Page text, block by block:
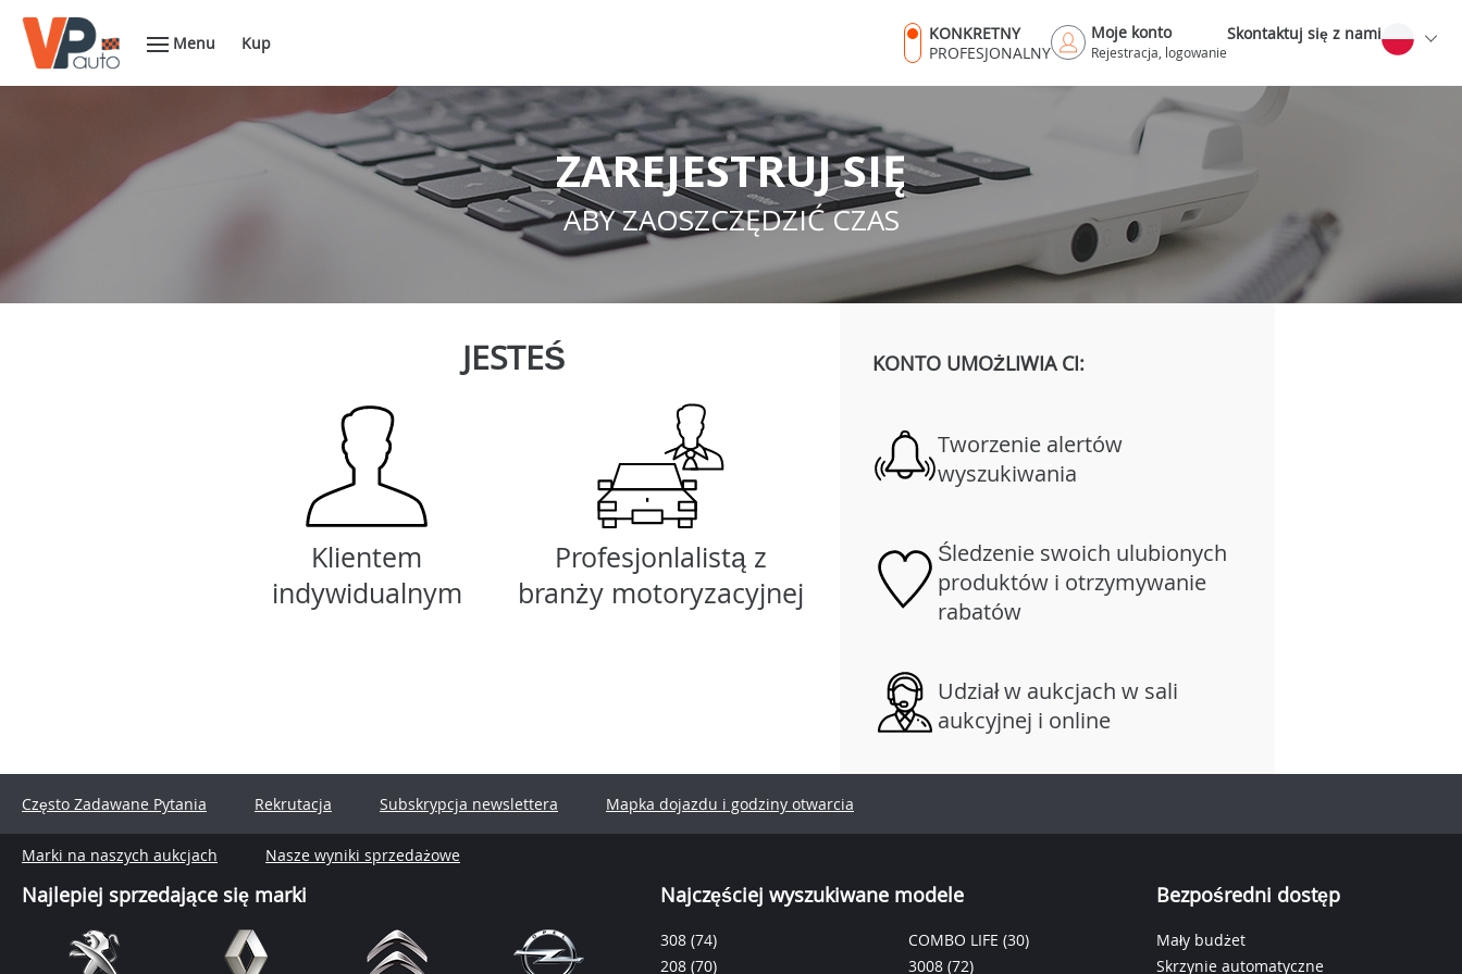
Menu Kup
KONKRETNY
PROFESJONALNY
Moje konto
Rejestracja, logowanie
Skontaktuj się z nami
ZAREJESTRUJ SIĘ
ABY ZAOSZCZĘDZIĆ CZAS
JESTEŚ
Klientem
indywidualnym
Profesjonlalistą z
branży motoryzacyjnej
KONTO UMOŻLIWIA CI:
Tworzenie alertów
wyszukiwania
Śledzenie swoich ulubionych
produktów i otrzymywanie
rabatów
Udział w aukcjach w sali
aukcyjnej i online
Często Zadawane Pytania Rekrutacja Subskrypcja newslettera Mapka dojazdu i godziny otwarcia
Marki na naszych aukcjach Nasze wyniki sprzedażowe
Najlepiej sprzedające się marki Najczęściej wyszukiwane modele
308 (74)
208 (70)
COMBO LIFE (30)
3008 (72)
Bezpośredni dostęp
Mały budżet
Skrzynie automatyczne